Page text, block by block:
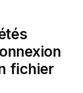
fichier